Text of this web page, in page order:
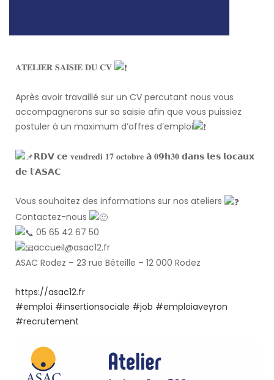
𝐀𝐓𝐄𝐋𝐈𝐄𝐑 𝐒𝐀𝐈𝐒𝐈𝐄 𝐃𝐔 𝐂𝐕
Après avoir travaillé sur un CV percutant nous vous
accompagnerons sur sa saisie afin que vous puissiez
postuler à un maximum d’offres d’emploi
𝗥𝗗𝗩 𝗰𝗲 𝐯𝐞𝐧𝐝𝐫𝐞𝐝𝐢 𝟏𝟕 𝐨𝐜𝐭𝐨𝐛𝐫𝐞 𝗮̀ 𝟎𝟵𝗵𝟑𝟎 𝗱𝗮𝗻𝘀 𝗹𝗲𝘀 𝗹𝗼𝗰𝗮𝘂𝘅
𝗱𝗲 𝗹’𝗔𝗦𝗔𝗖
Vous souhaitez des informations sur nos ateliers
Contactez-nous
05 65 42 67 50
accueil@asac12.fr
ASAC Rodez – 23 rue Béteille – 12 000 Rodez
https://asac12.fr
#emploi #insertionsociale #job #emploiaveyron
#recrutement